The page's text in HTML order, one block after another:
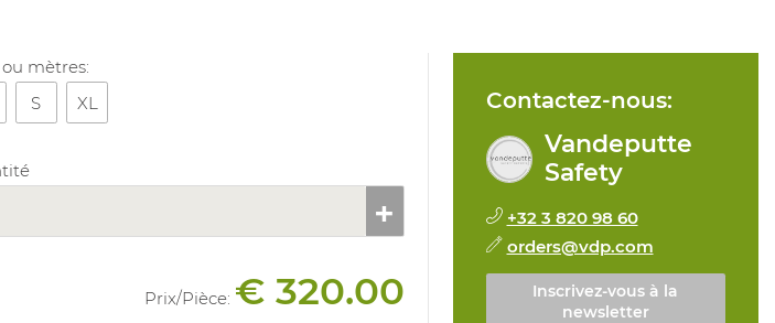
mètres:
S XL
Prix/Pièce: € 320.00
Contactez-nous:
Vandeputte
Safety
+32 3 820 98 60
orders@vdp.com
Inscrivez-vous à la
newsletter